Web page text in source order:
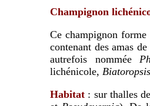
Champignon
Ce champignon
contenant des amas
autrefois nommée
lichénicole,
Habitat : sur thalles